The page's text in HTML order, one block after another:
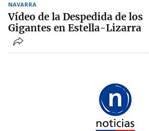
NAVARRA
Vídeo de la Despedida de los
Gigantes en Estella-Lizarra